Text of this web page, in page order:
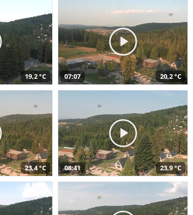
19,2 °C 07:07 20,2 °C
23,4 °C 08:41 23,9 °C